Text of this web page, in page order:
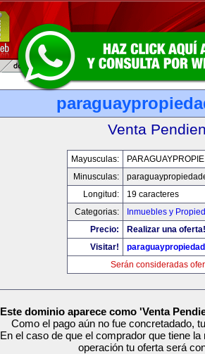
Venta
Mayusculas:
Minusculas:
Longitud:
19 caracteres
Categorias:
Inmuebles y
Precio:
Realizar una oferta!
Visitar!
Serán consideradas
Este dominio aparece como 'Venta
Como el pago aún no fue concretadado,
En el caso de que el comprador que tiene
operación tu oferta será